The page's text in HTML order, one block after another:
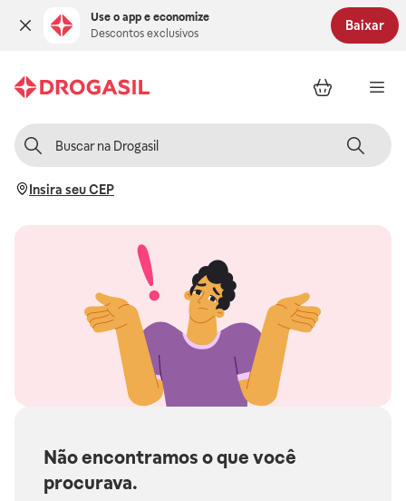
Use o app e economize
Descontos exclusivos
Baixar
Insira seu CEP
Não encontramos o que você
procurava.